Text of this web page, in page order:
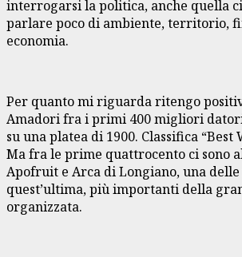
interrogarsi la politica, anche quella
parlare poco di ambiente, territorio,
economia.
Per quanto mi riguarda ritengo
Amadori fra i primi 400 migliori
su una platea di 1900. Classifica “Best
Ma fra le prime quattrocento ci sono
Apofruit e Arca di Longiano, una
quest’ultima, più importanti della
organizzata.